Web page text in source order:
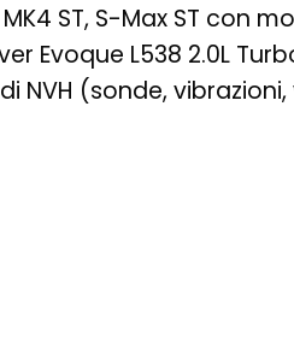
ST, S-Max ST con
Evoque L538 2.0L
NVH (sonde, vibrazioni,